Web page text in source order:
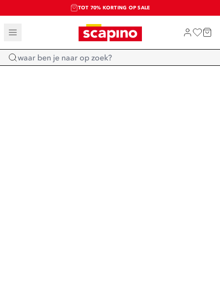
TOT 70% KORTING OP SALE
SALE: LAATSTE KANS!
SHOP NIEUW
Home